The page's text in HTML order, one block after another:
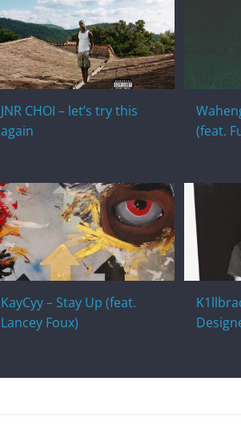
JNR CHOI – let’s try this
again
(feat.
KayCyy – Stay Up (feat.
Lancey Foux)